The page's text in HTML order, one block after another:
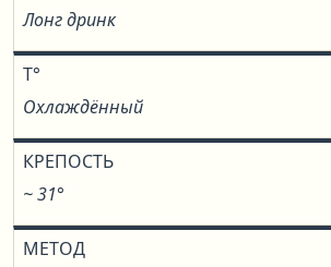
Лонг дринк
T°
Охлаждённый
КРЕПОСТЬ
~ 31°
МЕТОД